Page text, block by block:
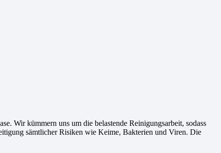
Wir kümmern uns um die belastende Reinigungsarbeit, sodass
sämtlicher Risiken wie Keime, Bakterien und Viren. Die